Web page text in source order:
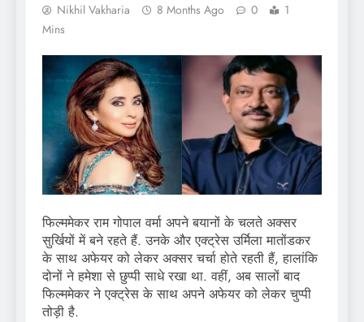
Nikhil Vakharia 8 Months Ago 0
1
Mins
फिल्ममेकर राम गोपाल वर्मा अपने बयानों के चलते अक्सर
सुर्खियों में बने रहते हैं. उनके और एक्ट्रेस उर्मिला मातोंडकर
के साथ अफेयर को लेकर अक्सर चर्चा होते रहती हैं, हालांकि
दोनों ने हमेशा से छुप्पी साधे रखा था. वहीं, अब सालों बाद
फिल्ममेकर ने एक्ट्रेस के साथ अपने अफेयर को लेकर चुप्पी
तोड़ी है.